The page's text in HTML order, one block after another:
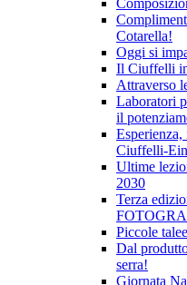
Cotarella!
Oggi si
Il Ciuffelli
Attraverso
Laboratori
il
Ciuffelli-
Ultime
2030
Terza
Piccole
Dal
serra!
Giornata